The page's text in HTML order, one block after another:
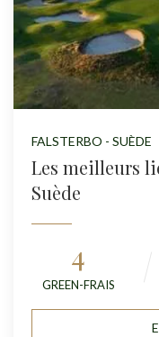
FALSTERBO - SUÈDE
Les meilleurs
Suède
4
GREEN-FRAIS